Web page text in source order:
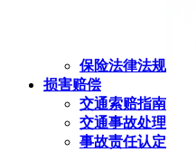
保险法律法规
损害赔偿
交通索赔指南
交通事故处理
事故责任认定